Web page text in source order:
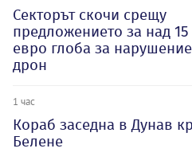
Секторът скочи срещу
предложението за над
евро глоба за
дрон
1 час
Кораб заседна в Дунав
Белене